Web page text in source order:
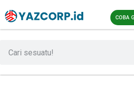
COBA